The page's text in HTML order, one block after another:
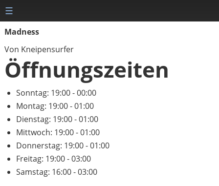
☰
Madness
Von Kneipensurfer
Öffnungszeiten
Sonntag: 19:00 - 00:00
Montag: 19:00 - 01:00
Dienstag: 19:00 - 01:00
Mittwoch: 19:00 - 01:00
Donnerstag: 19:00 - 01:00
Freitag: 19:00 - 03:00
Samstag: 16:00 - 03:00